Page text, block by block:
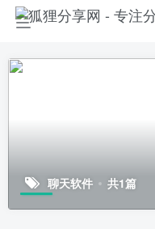
聊天软件 共1篇